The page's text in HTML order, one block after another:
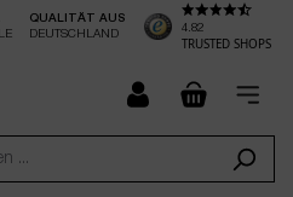
QUALITÄT AUS
DEUTSCHLAND
4.82
TRUSTED SHOPS